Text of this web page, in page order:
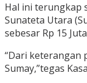
Hal ini terungkap
Sunateta Utara
sebesar Rp 15
“Dari keterangan
Sumay,”tegas